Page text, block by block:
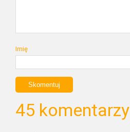
Imię
45 komentarzy